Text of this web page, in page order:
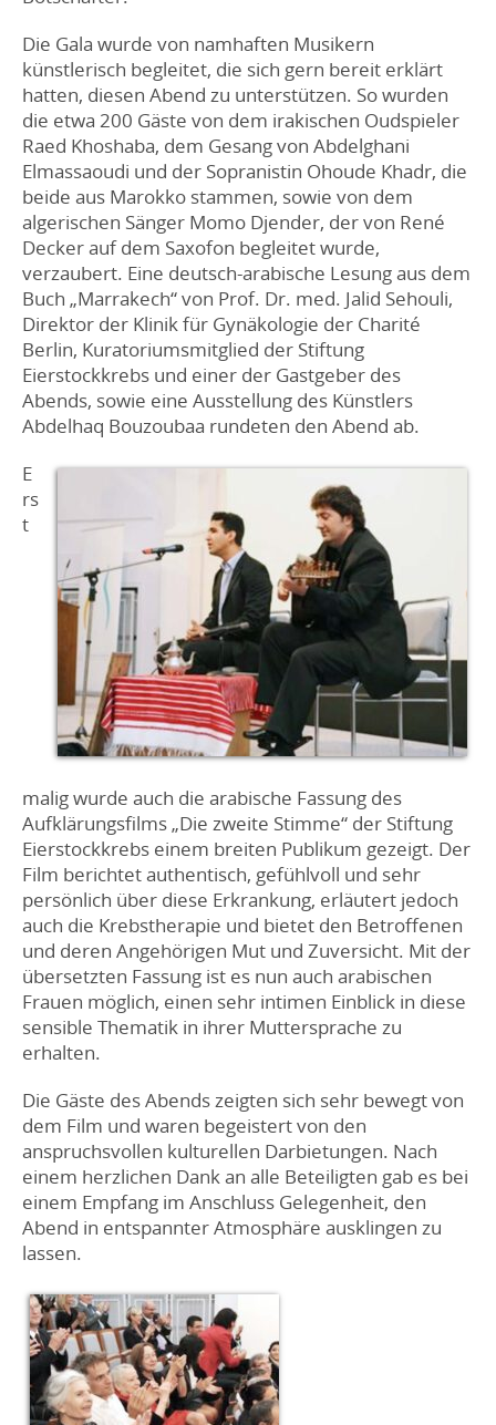
Die Gala wurde von namhaften Musikern
künstlerisch begleitet, die sich gern bereit erklärt
hatten, diesen Abend zu unterstützen. So wurden
die etwa 200 Gäste von dem irakischen Oudspieler
Raed Khoshaba, dem Gesang von Abdelghani
Elmassaoudi und der Sopranistin Ohoude Khadr, die
beide aus Marokko stammen, sowie von dem
algerischen Sänger Momo Djender, der von René
Decker auf dem Saxofon begleitet wurde,
verzaubert. Eine deutsch-arabische Lesung aus dem
Buch „Marrakech“ von Prof. Dr. med. Jalid Sehouli,
Direktor der Klinik für Gynäkologie der Charité
Berlin, Kuratoriumsmitglied der Stiftung
Eierstockkrebs und einer der Gastgeber des
Abends, sowie eine Ausstellung des Künstlers
Abdelhaq Bouzoubaa rundeten den Abend ab.
E
rs
t
malig wurde auch die arabische Fassung des
Aufklärungsfilms „Die zweite Stimme“ der Stiftung
Eierstockkrebs einem breiten Publikum gezeigt. Der
Film berichtet authentisch, gefühlvoll und sehr
persönlich über diese Erkrankung, erläutert jedoch
auch die Krebstherapie und bietet den Betroffenen
und deren Angehörigen Mut und Zuversicht. Mit der
übersetzten Fassung ist es nun auch arabischen
Frauen möglich, einen sehr intimen Einblick in diese
sensible Thematik in ihrer Muttersprache zu
erhalten.
Die Gäste des Abends zeigten sich sehr bewegt von
dem Film und waren begeistert von den
anspruchsvollen kulturellen Darbietungen. Nach
einem herzlichen Dank an alle Beteiligten gab es bei
einem Empfang im Anschluss Gelegenheit, den
Abend in entspannter Atmosphäre ausklingen zu
lassen.